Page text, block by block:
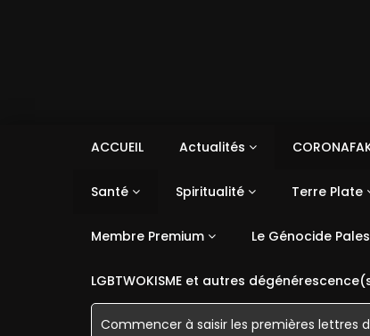
ACCUEIL Actualités
Santé Spiritualité Terre Plate
Membre Premium Le Génocide
LGBTWOKISME et autres